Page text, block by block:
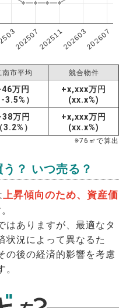
202507202511202603202607
南市平均 競合物件
万円
-3.5%）
+x,xxx万円
(xx.x%)
万円
3.2%）
+x,xxx万円
(xx.x%)
※76 ㎡で算出
？ いつ売る？
上昇傾向のため、資産価
はありますが、最適なタ
状況によって異なるた
の後の経済的影響を考慮